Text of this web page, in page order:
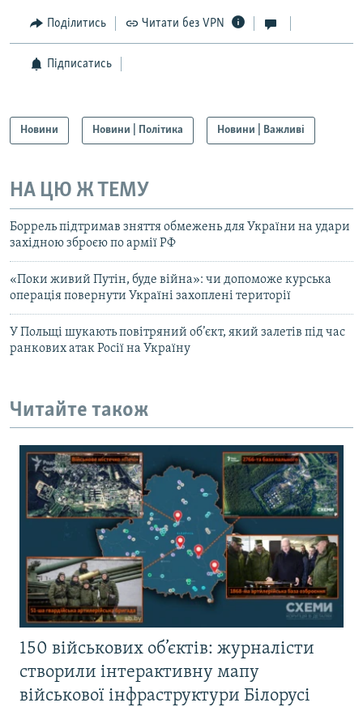
Поділитись Читати без VPN
Підписатись
Новини Новини | Політика Новини | Важливі
НА ЦЮ Ж ТЕМУ
Боррель підтримав зняття обмежень для України на удари
західною зброєю по армії РФ
«Поки живий Путін, буде війна»: чи допоможе курська
операція повернути Україні захоплені території
У Польщі шукають повітряний об’єкт, який залетів під час
ранкових атак Росії на Україну
Читайте також
150 військових об’єктів: журналісти
створили інтерактивну мапу
військової інфраструктури Білорусі